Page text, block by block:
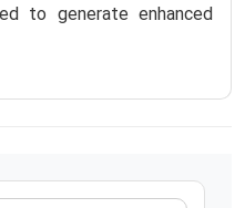
to generate enhanced